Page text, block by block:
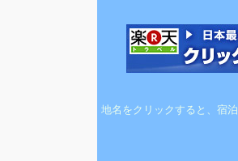
地名をクリックすると、宿